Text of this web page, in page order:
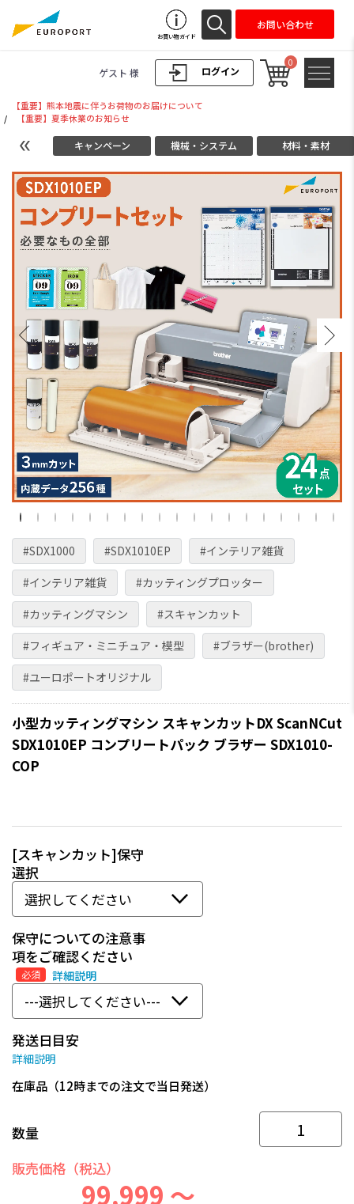
ログイン
ゲスト 様
0
お買い物ガイド
お問い合わせ
【重要】熊本地震に伴うお荷物のお届けについて
/
【重要】夏季休業のお知らせ
キャンペーン 機械・システム 材料・素材
#SDX1000 #SDX1010EP
#インテリア雑貨
#インテリア雑貨
#カッティングプロッター
#カッティングマシン
#スキャンカット
#フィギュア・ミニチュア・模型
#ブラザー(brother)
#ユーロポートオリジナル
小型カッティングマシン スキャンカットDX ScanNCut
SDX1010EP コンプリートパック ブラザー SDX1010-
COP
[スキャンカット]保守
選択
保守についての注意事
項をご確認ください
必須 詳細説明
発送日目安
詳細説明
在庫品（12時までの注文で当日発送）
数量
販売価格（税込）
99,999 ～